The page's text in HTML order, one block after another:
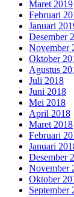
Maret 2019
Februari
Januari
Desember
November
Oktober
Agustus
Juli 2018
Juni 2018
Mei 2018
April 2018
Maret 2018
Februari
Januari
Desember
November
Oktober
September